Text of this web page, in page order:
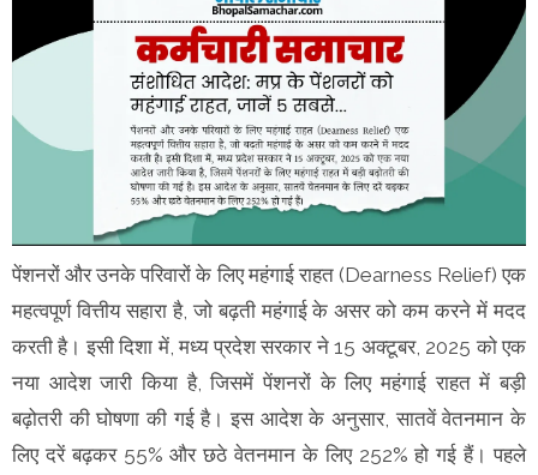
पेंशनरों और उनके परिवारों के लिए महंगाई राहत (Dearness Relief) एक
महत्वपूर्ण वित्तीय सहारा है, जो बढ़ती महंगाई के असर को कम करने में मदद
करती है। इसी दिशा में, मध्य प्रदेश सरकार ने 15 अक्टूबर, 2025 को एक
नया आदेश जारी किया है, जिसमें पेंशनरों के लिए महंगाई राहत में बड़ी
बढ़ोतरी की घोषणा की गई है। इस आदेश के अनुसार, सातवें वेतनमान के
लिए दरें बढ़कर 55% और छठे वेतनमान के लिए 252% हो गई हैं। पहले